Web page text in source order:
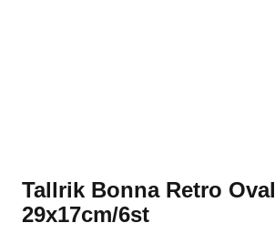
Tallrik Bonna Retro Oval
29x17cm/6st